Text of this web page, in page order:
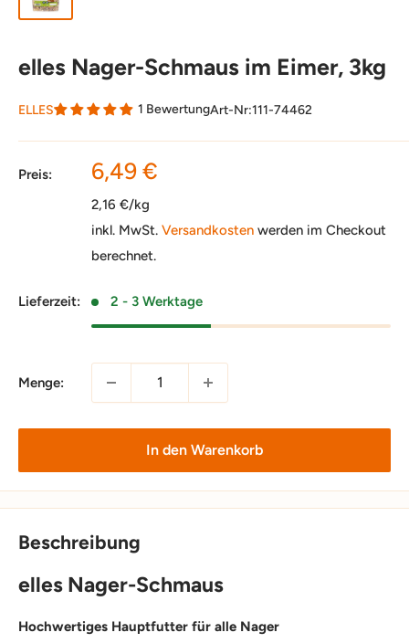
elles Nager-Schmaus im Eimer, 3kg
ELLES 1 BewertungArt-Nr:111-74462
Preis: Sonderpreis
6,49 €
2,16 €/kg
inkl. MwSt. Versandkosten werden im Checkout
berechnet.
Lieferzeit: 2 - 3 Werktage
Menge:
In den Warenkorb
Beschreibung
elles Nager-Schmaus
Hochwertiges Hauptfutter für alle Nager